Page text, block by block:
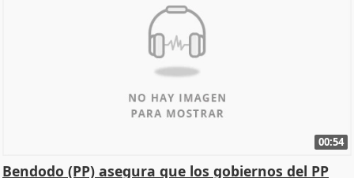
00:54
Bendodo (PP) asegura que los gobiernos del PP